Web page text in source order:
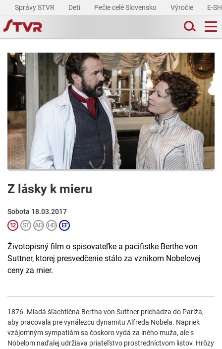
Správy STVR Deti Pečie celé Slovensko Výročie E-
Z lásky k mieru
Sobota 18.03.2017
Životopisný film o spisovateľke a pacifistke Berthe von
Suttner, ktorej presvedčenie stálo za vznikom Nobelovej
ceny za mier.
1876. Mladá šľachtičná Bertha von Suttner prichádza do Paríža,
aby pracovala pre vynálezcu dynamitu Alfreda Nobela. Napriek
vzájomným sympatiám sa čoskoro vydá za iného muža, ale s
Nobelom naďalej udržiava priateľstvo prostredníctvom listov. Hrôzy